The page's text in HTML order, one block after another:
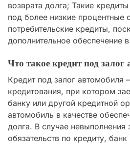
возврата долга; Такие
под более низкие процентные
потребительские кредиты,
дополнительное обеспечение
Что такое кредит под залог
Кредит под залог
кредитования, при котором
банку или другой кредитной
автомобиль в качестве
долга. В случае
обязательств по кредиту,